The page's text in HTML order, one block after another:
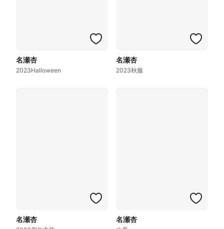
名瀬杏
2023Halloween
名瀬杏
2023秋服
名瀬杏 名瀬杏